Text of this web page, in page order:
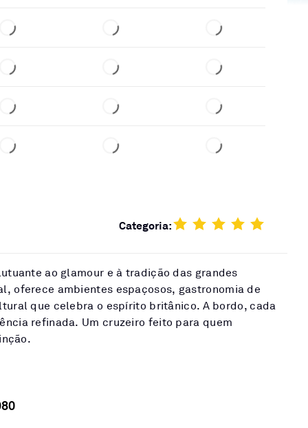
Categoria:
ao glamour e à tradição das grandes
oferece ambientes espaçosos, gastronomia de
que celebra o espírito britânico. A bordo, cada
refinada. Um cruzeiro feito para quem